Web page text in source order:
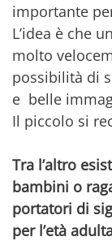
importante
L’idea è che
molto
possibilità di
e belle
Il piccolo si
Tra l’altro
bambini o
portatori di
per l’età